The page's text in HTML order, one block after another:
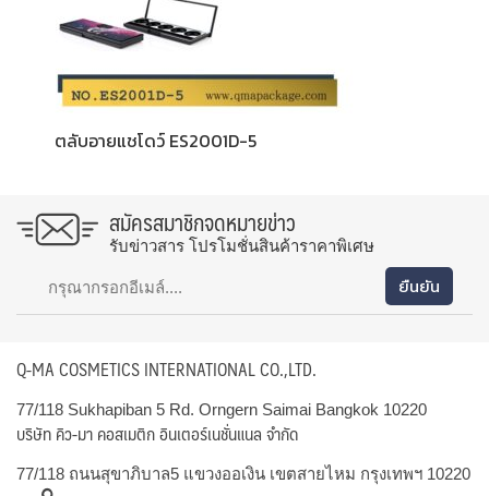
ตลับอายแชโดว์ ES2001D-5
สมัครสมาชิกจดหมายข่าว
รับข่าวสาร โปรโมชั่นสินค้าราคาพิเศษ
Q-MA COSMETICS INTERNATIONAL CO.,LTD.
77/118 Sukhapiban 5 Rd. Orngern Saimai Bangkok 10220
บริษัท คิว-มา คอสเมติก อินเตอร์เนชั่นแนล จำกัด
77/118 ถนนสุขาภิบาล5 แขวงออเงิน เขตสายไหม กรุงเทพฯ 10220